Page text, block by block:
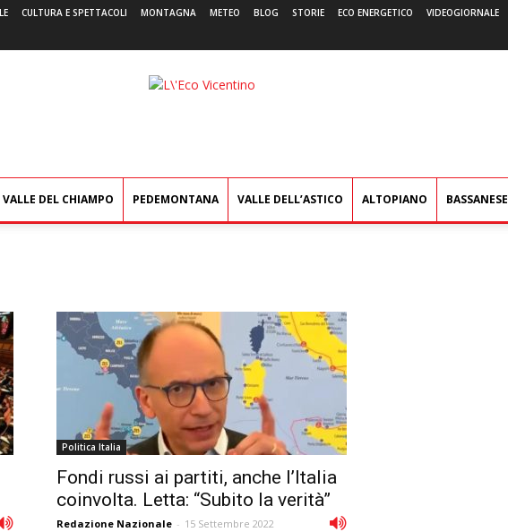
CULTURA E SPETTACOLI MONTAGNA METEO BLOG STORIE ECO ENERGETICO VIDEOGIORNALE
L'Eco
VALLE DEL CHIAMPO PEDEMONTANA VALLE DELL’ASTICO ALTOPIANO BASSANESE
Politica Italia
Fondi russi ai partiti, anche l’Italia
coinvolta. Letta: “Subito la verità”
Redazione Nazionale - 15 Settembre 2022